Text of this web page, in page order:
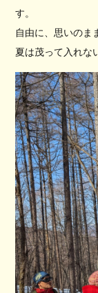
す。
自由に、思いのま
夏は茂って入れな